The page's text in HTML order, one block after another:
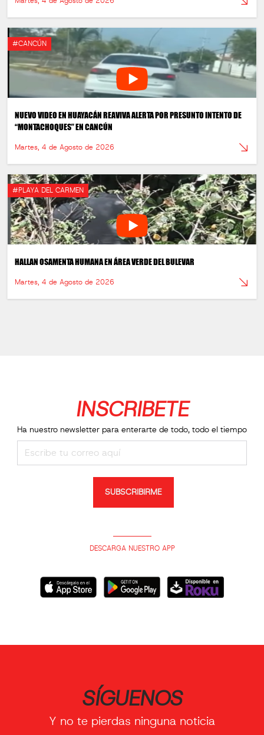
#CANCÚN
NUEVO VIDEO EN HUAYACÁN REAVIVA ALERTA POR PRESUNTO INTENTO DE
“MONTACHOQUES” EN CANCÚN
Martes, 4 de Agosto de 2026
#PLAYA DEL CARMEN
HALLAN OSAMENTA HUMANA EN ÁREA VERDE DEL BULEVAR
Martes, 4 de Agosto de 2026
INSCRIBETE
Ha nuestro newsletter para enterarte de todo, todo el tiempo
SUBSCRIBIRME
DESCARGA NUESTRO APP
SÍGUENOS
Y no te pierdas ninguna noticia